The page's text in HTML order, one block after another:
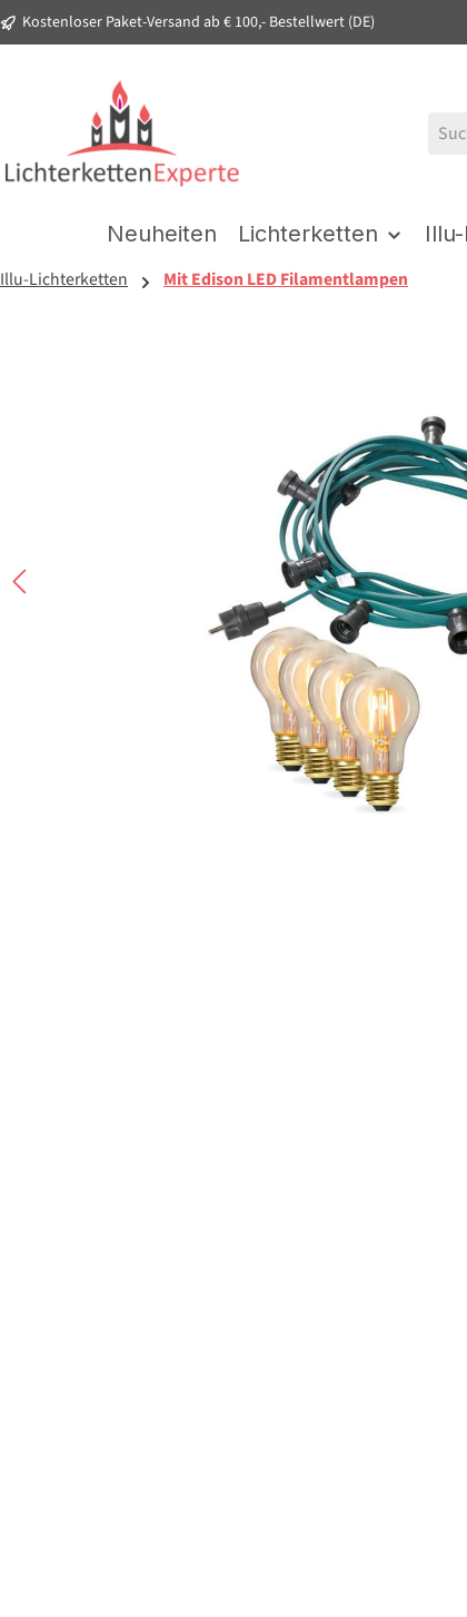
Zur Hauptnavigation springen
Kostenloser Paket-Versand ab € 100,- Bestellwert (DE)
Neuheiten Lichterketten
Illu-Lichterketten Mit Edison LED Filamentlampen